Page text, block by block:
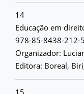
14
Educação em
978-85-8438-212-
Organizador:
Editora: Boreal,
15